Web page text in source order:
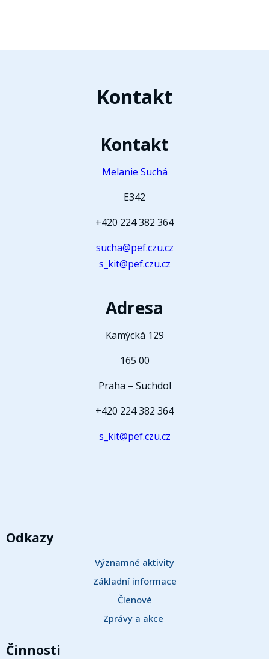
Kontakt
Kontakt
Melanie Suchá
E342
+420 224 382 364
sucha@pef.czu.cz
s_kit@pef.czu.cz
Adresa
Kamýcká 129
165 00
Praha – Suchdol
+420 224 382 364
s_kit@pef.czu.cz
Odkazy
Významné aktivity
Základní informace
Členové
Zprávy a akce
Činnosti